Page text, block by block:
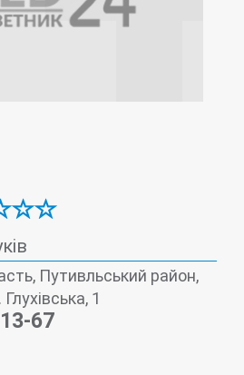
Путивльський район,
1
67